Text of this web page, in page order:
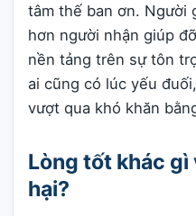
tâm thế ban ơn. Người
hơn người nhận giúp
nền tảng trên sự tôn
ai cũng có lúc yếu
vượt qua khó khăn
Lòng tốt khác
hại?